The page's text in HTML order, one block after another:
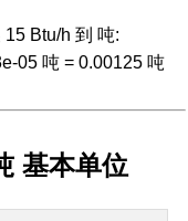
15 Btu/h 到 吨:
05 吨 = 0.00125 吨
基本单位